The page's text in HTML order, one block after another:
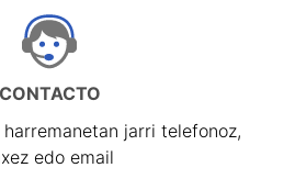
CONTACTO
harremanetan jarri telefonoz,
edo email